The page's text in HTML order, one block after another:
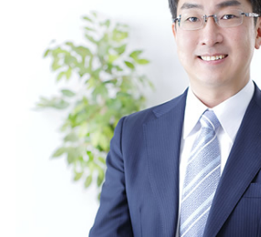
就業規則 違反
クレーマー 弁護士
コンプライアンス 法務
社内 法務
労働審判 流れ
売掛金 回収 期限
知的財産権 侵害 事例
離婚 弁護士 相談 芦屋市
債権回収 弁護士 相談 尼崎市
交通事故 弁護士 相談 大阪市
リーガルチェック 弁護士 相
リーガルチェック 弁護士 相
債権回収 弁護士 相談 芦屋市
顧問弁護士 弁護士 相談 尼崎市
交通事故 弁護士 相談 芦屋市
企業法務 弁護士 相談 尼崎市
顧問弁護士 弁護士 相談 西宮